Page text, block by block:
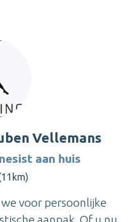
Vellemans
aan huis
voor persoonlijke